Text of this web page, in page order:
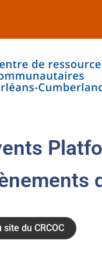
du CRCOC